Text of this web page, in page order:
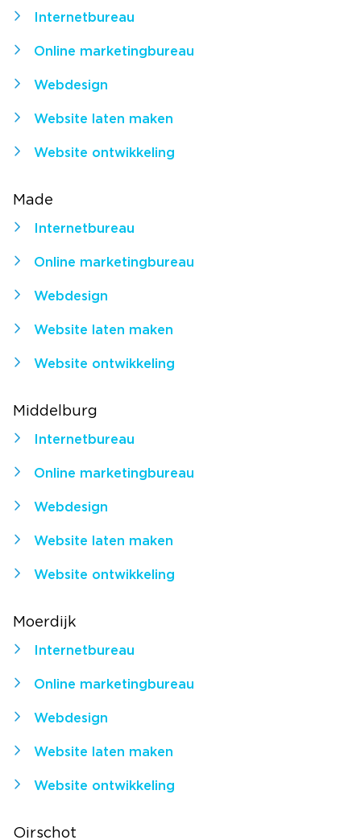
Internetbureau
Online marketingbureau
Webdesign
Website laten maken
Website ontwikkeling
Made
Internetbureau
Online marketingbureau
Webdesign
Website laten maken
Website ontwikkeling
Middelburg
Internetbureau
Online marketingbureau
Webdesign
Website laten maken
Website ontwikkeling
Moerdijk
Internetbureau
Online marketingbureau
Webdesign
Website laten maken
Website ontwikkeling
Oirschot